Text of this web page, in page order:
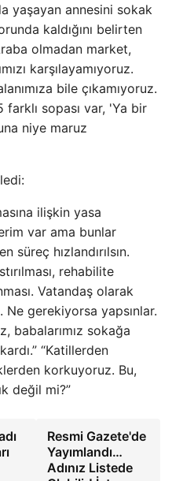
yaşayan annesini sokak
kaldığını belirten
olmadan market,
karşılayamıyoruz.
bile çıkamıyoruz.
sopası var, 'Ya bir
niye maruz
ilişkin yasa
var ama bunlar
süreç hızlandırılsın.
rehabilite
Vatandaş olarak
gerekiyorsa yapsınlar.
babalarımız sokağa
“Katillerden
korkuyoruz. Bu,
değil mi?”
Resmi Gazete'de
Yayımlandı…
Adınız Listede